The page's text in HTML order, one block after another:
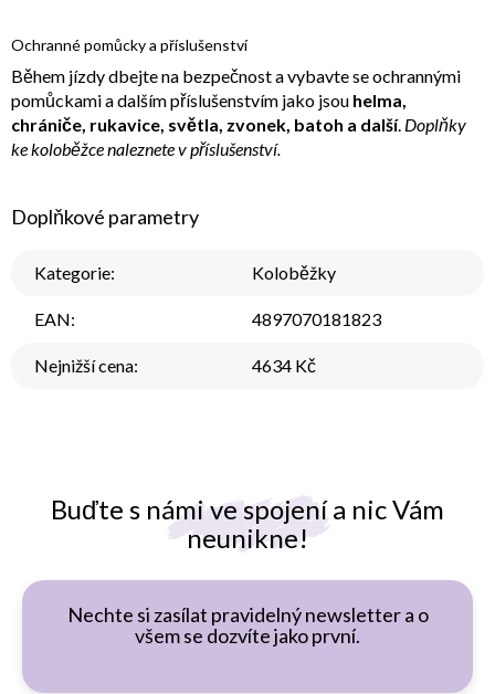
Buďte s námi ve spojení a nic Vám
neunikne!
Nechte si zasílat pravidelný newsletter a o
všem se dozvíte jako první.
Ochranné pomůcky a příslušenství
Během jízdy dbejte na bezpečnost a vybavte se ochrannými
pomůckami a dalším příslušenstvím jako jsou helma,
chrániče, rukavice, světla, zvonek, batoh a další. Doplňky
ke koloběžce naleznete v příslušenství.
Doplňkové parametry
Kategorie: Koloběžky
EAN: 4897070181823
Nejnižší cena: 4634 Kč